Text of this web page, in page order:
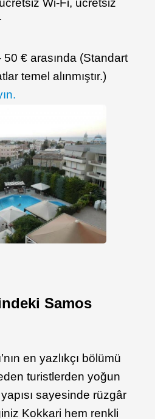
ücretsiz Wi-Fi, ücretsiz
€ arasında (Standart
temel alınmıştır.)
Samos
en yazlıkçı bölümü
turistlerden yoğun
sayesinde rüzgâr
Kokkari hem renkli